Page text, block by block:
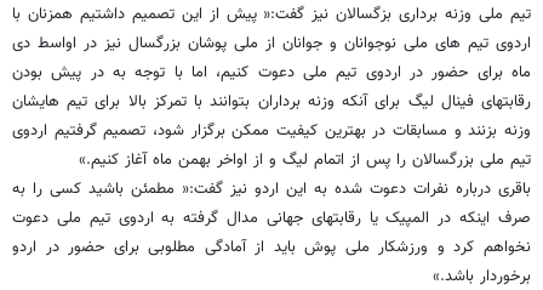
تیم ملی وزنه برداری بزگسالان نیز گفت:« پیش از این تصمیم داشتیم همزنان با
اردوی تیم های ملی نوجوانان و جوانان از ملی پوشان بزرگسال نیز در اواسط دی
ماه برای حضور در اردوی تیم ملی دعوت کنیم، اما با توجه به در پیش بودن
رقابتهای فینال لیگ برای آنکه وزنه برداران بتوانند با تمرکز بالا برای تیم هایشان
وزنه بزنند و مسابقات در بهترین کیفیت ممکن برگزار شود، تصمیم گرفتیم اردوی
تیم ملی بزرگسالان را پس از اتمام لیگ و از اواخر بهمن ماه آغاز کنیم.»
باقری درباره نفرات دعوت شده به این اردو نیز گفت:« مطمئن باشید کسی را به
صرف اینکه در المپیک یا رقابتهای جهانی مدال گرفته به اردوی تیم ملی دعوت
نخواهم کرد و ورزشکار ملی پوش باید از آمادگی مطلوبی برای حضور در اردو
برخوردار باشد.»